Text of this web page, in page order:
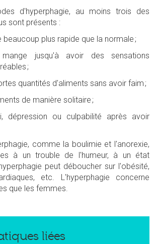
d'hyperphagie, au moins trois des
sont présents :
beaucoup plus rapide que la normale ;
jusqu'à avoir des sensations
;
quantités d'aliments sans avoir faim ;
de manière solitaire ;
dépression ou culpabilité après avoir
comme la boulimie et l'anorexie,
à un trouble de l'humeur, à un état
peut déboucher sur l'obésité,
etc. L'hyperphagie concerne
que les femmes.
liées